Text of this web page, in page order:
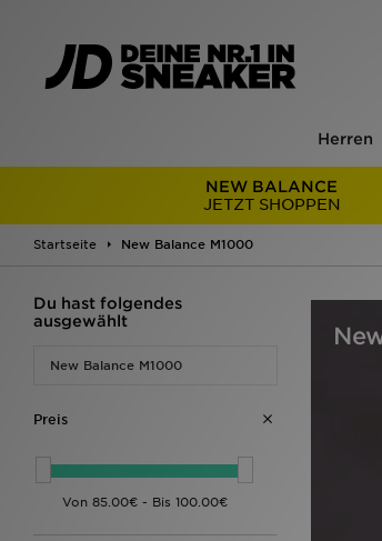
Herren
NEW BALANCE
JETZT SHOPPEN
Startseite New Balance M1000
Du hast folgendes
ausgewählt
New Balance M1000
Preis